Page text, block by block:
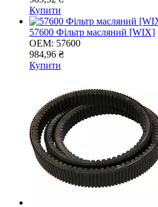
Купити
57600 Фільтр масляний [WIX]
OEM: 57600
984,96 ₴
Купити